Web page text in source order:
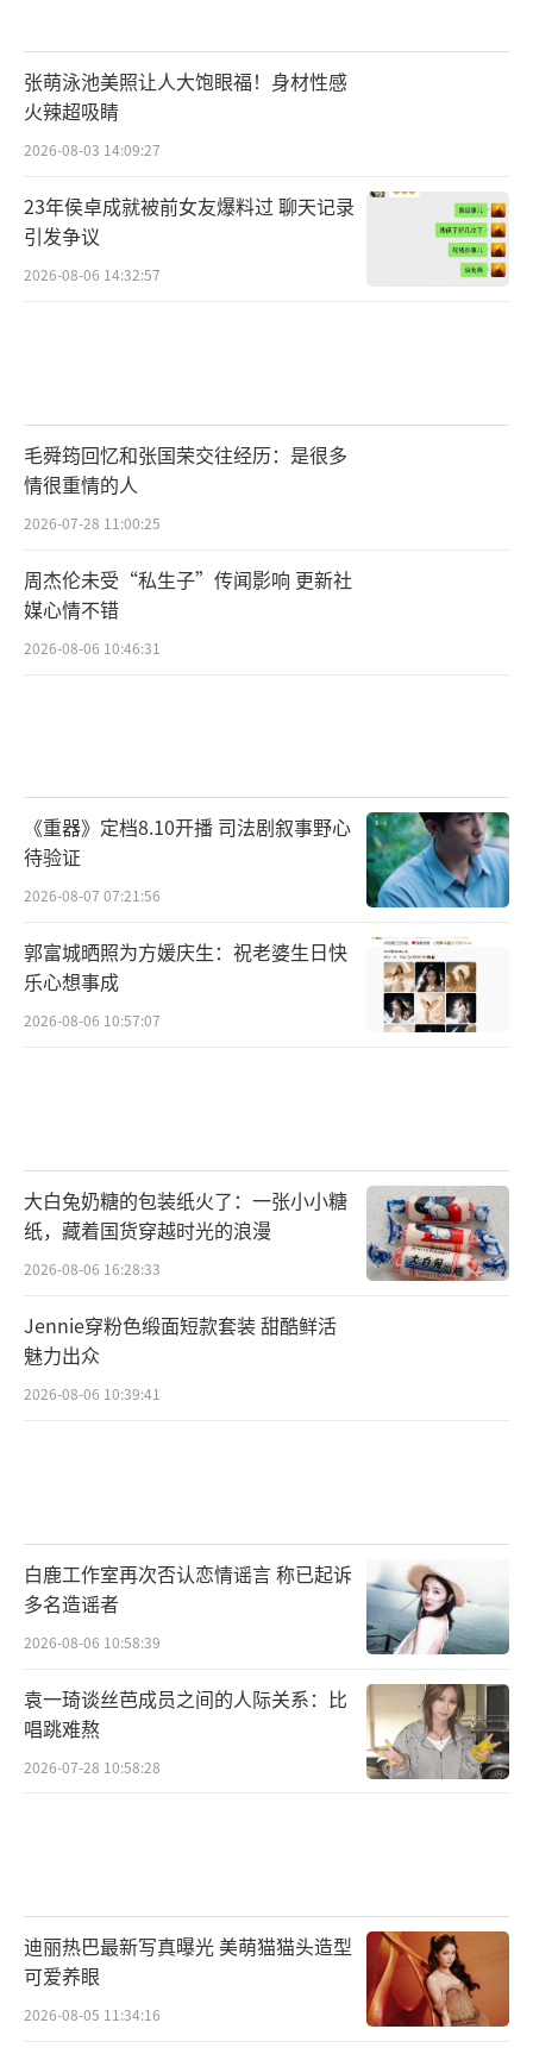
张萌泳池美照让人大饱眼福！身材性感
火辣超吸睛
2026-08-03 14:09:27
23年侯卓成就被前女友爆料过 聊天记录
引发争议
2026-08-06 14:32:57
毛舜筠回忆和张国荣交往经历：是很多
情很重情的人
2026-07-28 11:00:25
周杰伦未受“私生子”传闻影响 更新社
媒心情不错
2026-08-06 10:46:31
《重器》定档8.10开播 司法剧叙事野心
待验证
2026-08-07 07:21:56
郭富城晒照为方媛庆生：祝老婆生日快
乐心想事成
2026-08-06 10:57:07
大白兔奶糖的包装纸火了：一张小小糖
纸，藏着国货穿越时光的浪漫
2026-08-06 16:28:33
Jennie穿粉色缎面短款套装 甜酷鲜活
魅力出众
2026-08-06 10:39:41
白鹿工作室再次否认恋情谣言 称已起诉
多名造谣者
2026-08-06 10:58:39
袁一琦谈丝芭成员之间的人际关系：比
唱跳难熬
2026-07-28 10:58:28
迪丽热巴最新写真曝光 美萌猫猫头造型
可爱养眼
2026-08-05 11:34:16